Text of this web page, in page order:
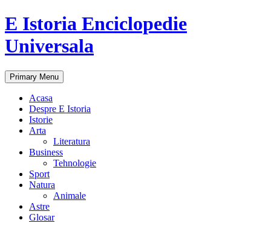
E Istoria Enciclopedie
Universala
Search
Primary Menu Skip
to
Acasa
Despre E Istoria
Istorie
Arta
Literatura
Business
Tehnologie
Sport
Natura
Animale
Astre
Glosar